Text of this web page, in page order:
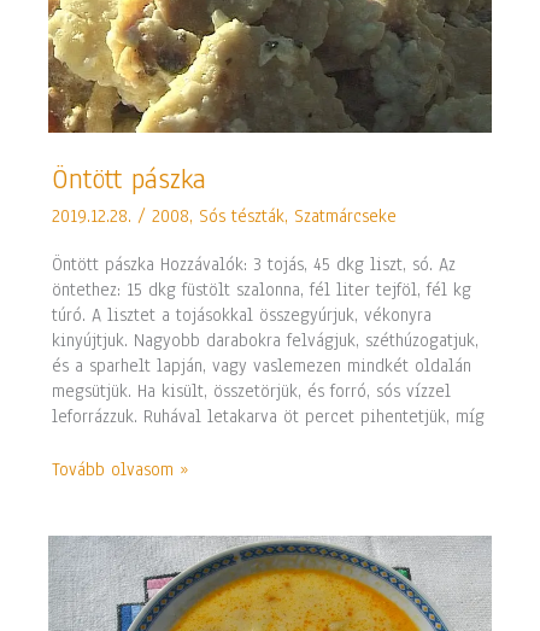
Öntött pászka
2019.12.28./2008, Sós tészták, Szatmárcseke
Öntött pászka Hozzávalók: 3 tojás, 45 dkg liszt, só. Az
öntethez: 15 dkg füstölt szalonna, fél liter tejföl, fél kg
túró. A lisztet a tojásokkal összegyúrjuk, vékonyra
kinyújtjuk. Nagyobb darabokra felvágjuk, széthúzogatjuk,
és a sparhelt lapján, vagy vaslemezen mindkét oldalán
megsütjük. Ha kisült, összetörjük, és forró, sós vízzel
leforrázzuk. Ruhával letakarva öt percet pihentetjük, míg
Öntött
Tovább olvasom »